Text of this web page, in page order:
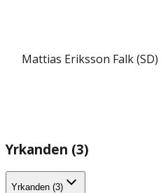
Mattias Eriksson Falk (SD)
Yrkanden (3)
Yrkanden (3)